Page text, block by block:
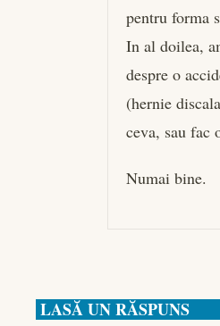
pentru forma
In al doilea,
despre o
(hernie
ceva, sau fac
Numai bine.
LASĂ UN RĂSPUNS